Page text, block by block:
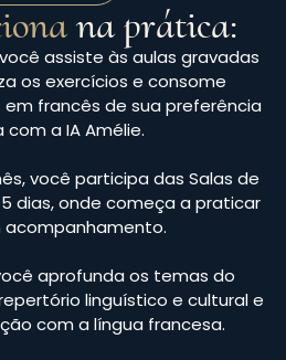
na prática:
assiste às aulas gravadas
os exercícios e consome
francês de sua preferência
a IA Amélie.
você participa das Salas de
dias, onde começa a praticar
acompanhamento.
aprofunda os temas do
linguístico e cultural e
com a língua francesa.